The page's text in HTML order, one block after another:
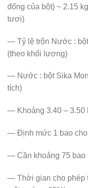
đống của bột) ~ 2.15
tươi)
— Tỷ lệ trộn Nước :
(theo khối lượng)
— Nước : bột Sika
tích)
— Khoảng 3.40 – 3.50
— Định mức 1 bao cho
— Cần khoảng 75 bao
— Thời gian cho phép